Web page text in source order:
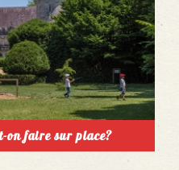
on faire sur place?